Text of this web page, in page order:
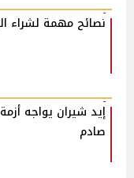
نصائح مهمة لشراء
إيد شيران يواجه
صادم